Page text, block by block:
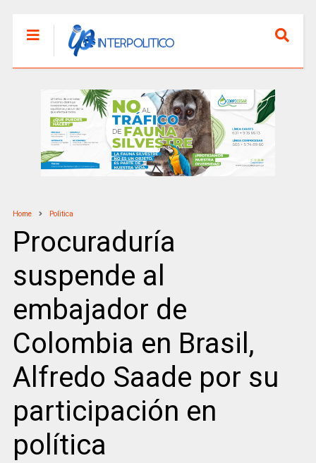
Home Politica
Procuraduría
suspende al
embajador de
Colombia en Brasil,
Alfredo Saade por su
participación en
política